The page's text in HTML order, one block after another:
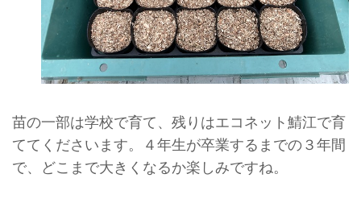
苗の一部は学校で育て、残りはエコネット鯖江で育
ててくださいます。４年生が卒業するまでの３年間
で、どこまで大きくなるか楽しみですね。